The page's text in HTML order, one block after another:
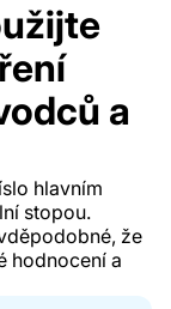
a
hlavním
stopou.
že
hodnocení a